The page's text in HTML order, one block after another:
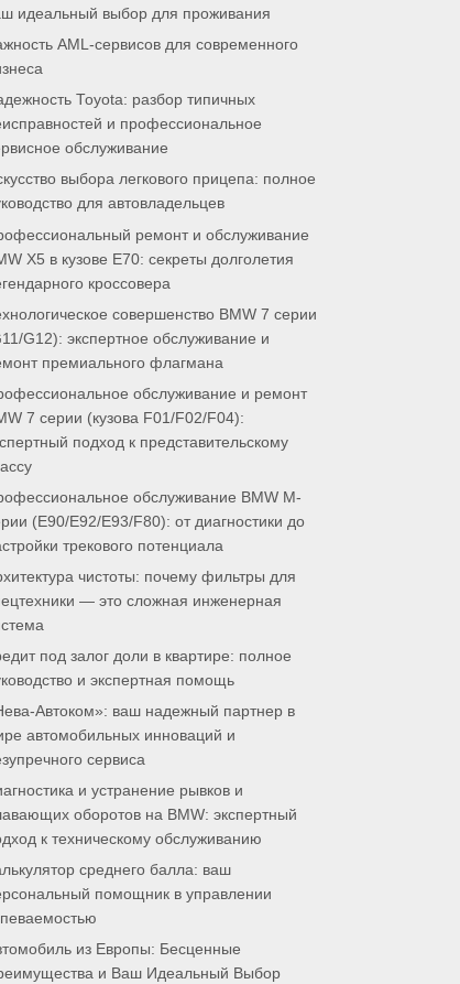
идеальный выбор для проживания
AML-сервисов для современного
Toyota: разбор типичных
и профессиональное
обслуживание
выбора легкового прицепа: полное
для автовладельцев
ремонт и обслуживание
X5 в кузове E70: секреты долголетия
кроссовера
совершенство BMW 7 серии
G12): экспертное обслуживание и
премиального флагмана
обслуживание и ремонт
7 серии (кузова F01/F02/F04):
подход к представительскому
обслуживание BMW M-
(E90/E92/E93/F80): от диагностики до
трекового потенциала
чистоты: почему фильтры для
— это сложная инженерная
под залог доли в квартире: полное
и экспертная помощь
Автоком»: ваш надежный партнер в
автомобильных инноваций и
сервиса
и устранение рывков и
оборотов на BMW: экспертный
к техническому обслуживанию
среднего балла: ваш
помощник в управлении
из Европы: Бесценные
и Ваш Идеальный Выбор